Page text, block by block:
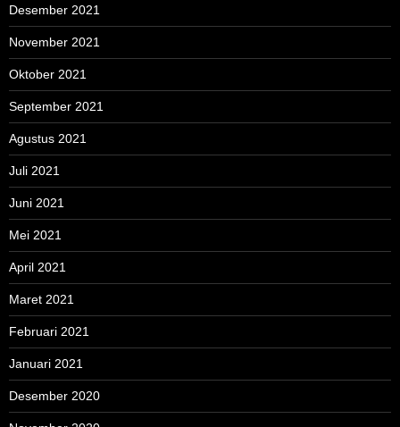
Desember 2021
November 2021
Oktober 2021
September 2021
Agustus 2021
Juli 2021
Juni 2021
Mei 2021
April 2021
Maret 2021
Februari 2021
Januari 2021
Desember 2020